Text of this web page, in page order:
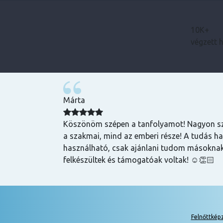
10K+
végzett
Bence
Magas tudású, szakképzett emberek
lehet szerezni általuk